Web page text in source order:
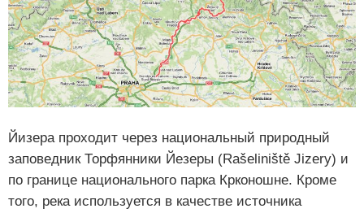
Йизера проходит через национальный природный
заповедник Торфянники Йезеры (Rašeliniště Jizery) и
по границе национального парка Крконошне. Кроме
того, река используется в качестве источника